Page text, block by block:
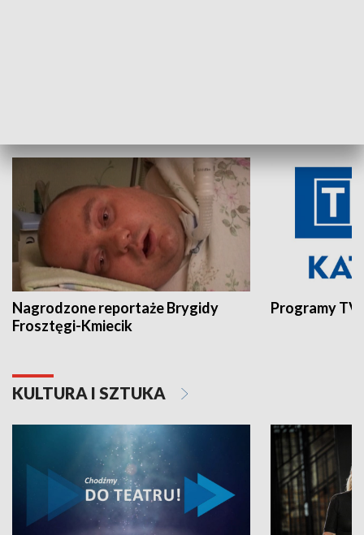
Nagrodzone reportaże Brygidy
Frosztęgi-Kmiecik
Programy
KULTURA I SZTUKA